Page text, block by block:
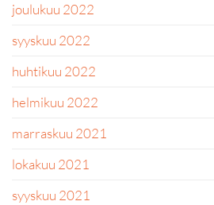
joulukuu 2022
syyskuu 2022
huhtikuu 2022
helmikuu 2022
marraskuu 2021
lokakuu 2021
syyskuu 2021